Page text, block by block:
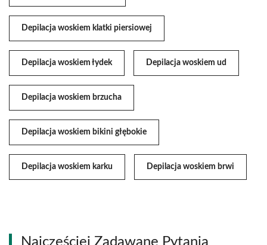
Depilacja woskiem klatki piersiowej
Depilacja woskiem łydek Depilacja woskiem ud
Depilacja woskiem brzucha
Depilacja woskiem bikini głębokie
Depilacja woskiem karku Depilacja woskiem brwi
Najczęściej Zadawane Pytania